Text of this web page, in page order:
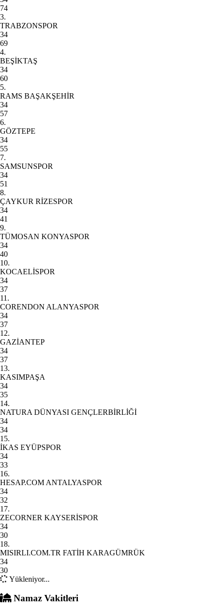
74
3.
TRABZONSPOR
34
69
4.
BEŞİKTAŞ
34
60
5.
RAMS BAŞAKŞEHİR
34
57
6.
GÖZTEPE
34
55
7.
SAMSUNSPOR
34
51
8.
ÇAYKUR RİZESPOR
34
41
9.
TÜMOSAN KONYASPOR
34
40
10.
KOCAELİSPOR
34
37
11.
CORENDON ALANYASPOR
34
37
12.
GAZİANTEP
34
37
13.
KASIMPAŞA
34
35
14.
NATURA DÜNYASI GENÇLERBİRLİĞİ
34
34
15.
İKAS EYÜPSPOR
34
33
16.
HESAP.COM ANTALYASPOR
34
32
17.
ZECORNER KAYSERİSPOR
34
30
18.
MISIRLI.COM.TR FATİH KARAGÜMRÜK
34
30
Yükleniyor...
Namaz Vakitleri